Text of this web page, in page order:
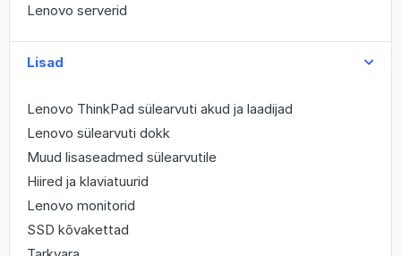
Lenovo serverid
Lisad
Lenovo ThinkPad sülearvuti akud ja laadijad
Lenovo sülearvuti dokk
Muud lisaseadmed sülearvutile
Hiired ja klaviatuurid
Lenovo monitorid
SSD kõvakettad